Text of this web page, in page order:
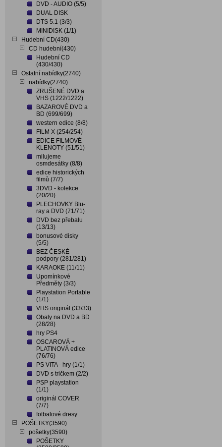
DVD - AUDIO (5/5)
DUAL DISK
DTS 5.1 (3/3)
MINIDISK (1/1)
Hudební CD(430)
CD hudební(430)
Hudební CD
(430/430)
Ostatní nabídky(2740)
nabídky(2740)
ZRUŠENÉ DVD a
VHS (1222/1222)
BAZAROVÉ DVD a
BD (699/699)
western edice (8/8)
FILM X (254/254)
EDICE FILMOVÉ
KLENOTY (51/51)
milujeme
osmdesátky (8/8)
edice historických
filmů (7/7)
3DVD - kolekce
(20/20)
PLECHOVKY Blu-
ray a DVD (71/71)
DVD bez přebalu
(13/13)
bonusové disky
(5/5)
BEZ ČESKÉ
podpory (281/281)
KARAOKE (11/11)
Upomínkové
Předměty (3/3)
Playstation Portable
(1/1)
VHS originál (33/33)
Obaly na DVD a BD
(28/28)
hry PS4
OSCAROVÁ +
PLATINOVÁ edice
(76/76)
PS VITA - hry (1/1)
DVD s tričkem (2/2)
PSP playstation
(1/1)
originál COVER
(7/7)
fotbalové dresy
POŠETKY(3590)
pošetky(3590)
POŠETKY